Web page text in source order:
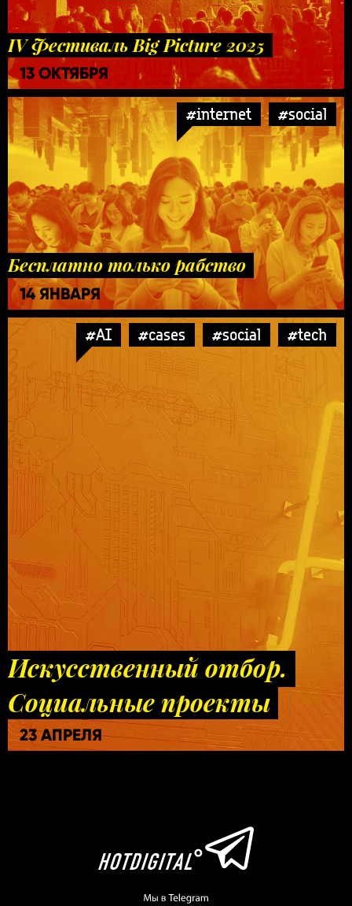
IV Фестиваль Big Picture 2025
13 ОКТЯБРЯ
#internet #social
Бесплатно только рабство
14 ЯНВАРЯ
#AI #cases #social #tech
Искусственный отбор.
Социальные проекты
23 АПРЕЛЯ